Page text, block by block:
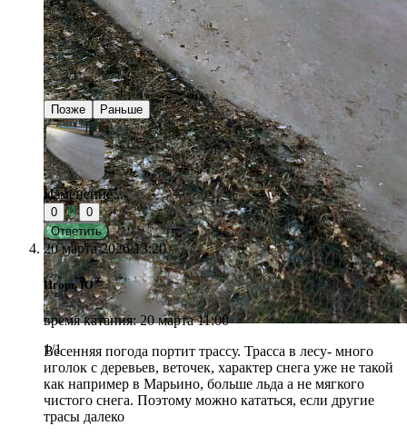
1/1
Позже Раньше
Изменение...
0 0
0
Ответить
20 марта 2026 13:20
Игорь Ю
время катания: 20 марта 11:00
Весенняя погода портит трассу. Трасса в лесу- много
иголок с деревьев, веточек, характер снега уже не такой
как например в Марьино, больше льда а не мягкого
чистого снега. Поэтому можно кататься, если другие
трасы далеко